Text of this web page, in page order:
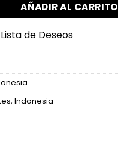
AÑADIR AL CARRITO
de Deseos
, Indonesia